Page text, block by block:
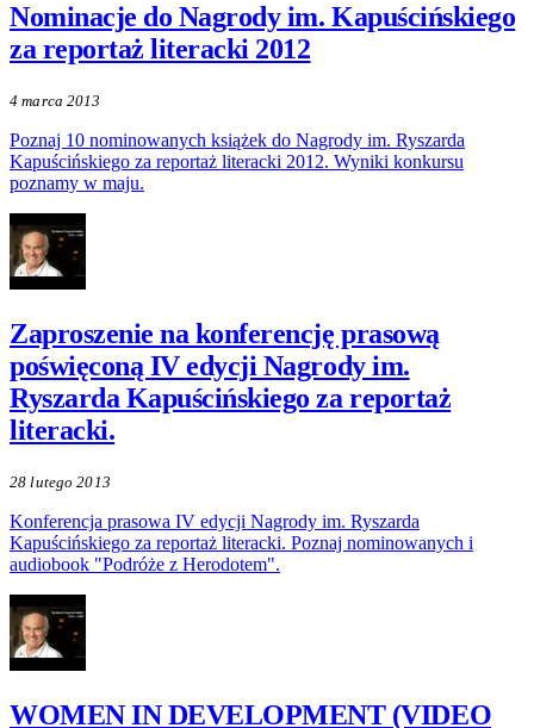
Nominacje do Nagrody im. Kapuścińskiego
za reportaż literacki 2012
4 marca 2013
Poznaj 10 nominowanych książek do Nagrody im. Ryszarda
Kapuścińskiego za reportaż literacki 2012. Wyniki konkursu
poznamy w maju.
Zaproszenie na konferencję prasową
poświęconą IV edycji Nagrody im.
Ryszarda Kapuścińskiego za reportaż
literacki.
28 lutego 2013
Konferencja prasowa IV edycji Nagrody im. Ryszarda
Kapuścińskiego za reportaż literacki. Poznaj nominowanych i
audiobook "Podróże z Herodotem".
WOMEN IN DEVELOPMENT (VIDEO